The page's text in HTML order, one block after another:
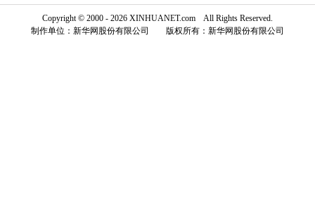
Copyright © 2000 - 2026 XINHUANET.com All Rights Reserved.
制作单位：新华网股份有限公司 版权所有：新华网股份有限公司